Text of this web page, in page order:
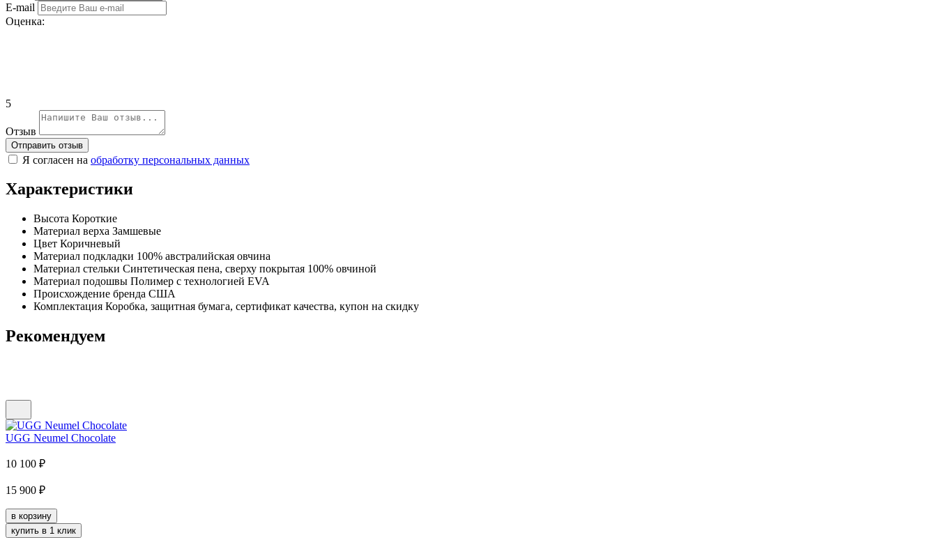
E-mail
Оценка:
5
Отзыв
Отправить отзыв
Я согласен на обработку персональных данных
Характеристики
Высота Короткие
Материал верха Замшевые
Цвет Коричневый
Материал подкладки 100% австралийская овчина
Материал стельки Синтетическая пена, сверху покрытая 100% овчиной
Материал подошвы Полимер с технологией EVA
Происхождение бренда США
Комплектация Коробка, защитная бумага, сертификат качества, купон на скидку
Рекомендуем
UGG Neumel Chocolate
10 100 ₽
15 900 ₽
в корзину
купить в 1 клик